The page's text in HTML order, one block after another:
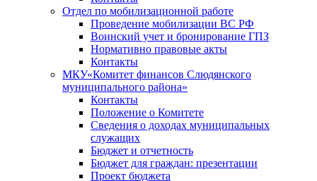
Отдел по мобилизационной работе
Проведение мобилизации ВС РФ
Воинский учет и бронирование ГПЗ
Нормативно правовые акты
Контакты
МКУ«Комитет финансов Слюдянского
муниципального района»
Контакты
Положение о Комитете
Сведения о доходах муниципальных
служащих
Бюджет и отчетность
Бюджет для граждан: презентации
Проект бюджета